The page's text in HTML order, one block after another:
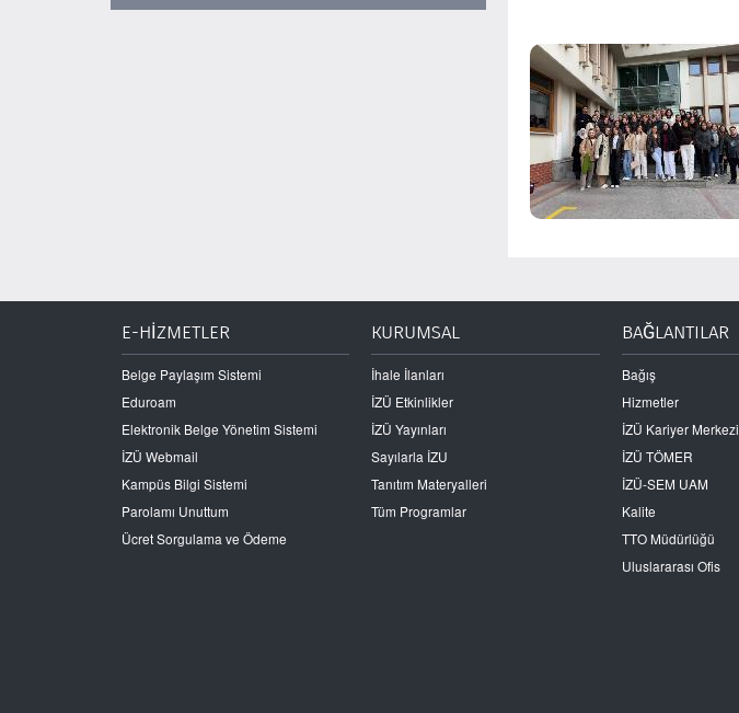
E-HİZMETLER
Belge Paylaşım Sistemi
Eduroam
Elektronik Belge Yönetim Sistemi
İZÜ Webmail
Kampüs Bilgi Sistemi
Parolamı Unuttum
Ücret Sorgulama ve Ödeme
KURUMSAL
İhale İlanları
İZÜ Etkinlikler
İZÜ Yayınları
Sayılarla İZU
Tanıtım Materyalleri
Tüm Programlar
BAĞLANTILAR
Bağış
Hizmetler
İZÜ Kariyer Merkezi
İZÜ TÖMER
İZÜ-SEM UAM
Kalite
TTO Müdürlüğü
Uluslararası Ofis